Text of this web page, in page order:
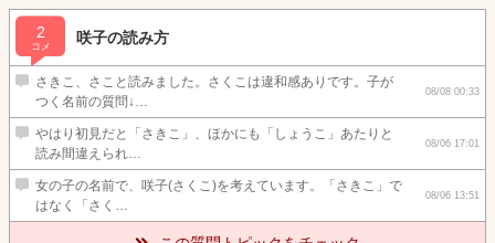
2
コメ
咲子の読み方
さきこ、さこと読みました。さくこは違和感ありです。子が
つく名前の質問↓…
08/08 00:33
やはり初見だと「さきこ」、ほかにも「しょうこ」あたりと
読み間違えられ…
08/06 17:01
女の子の名前で、咲子(さくこ)を考えています。「さきこ」で
はなく「さく…
08/06 13:51